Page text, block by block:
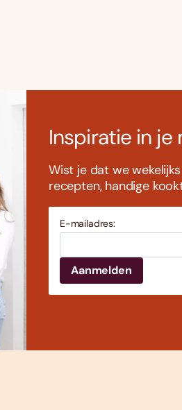
Inspiratie in je
Wist je dat we
recepten, handige
E-mailadres: